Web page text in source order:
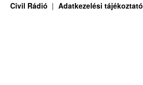
Civil Rádió Adatkezelési tájékoztató